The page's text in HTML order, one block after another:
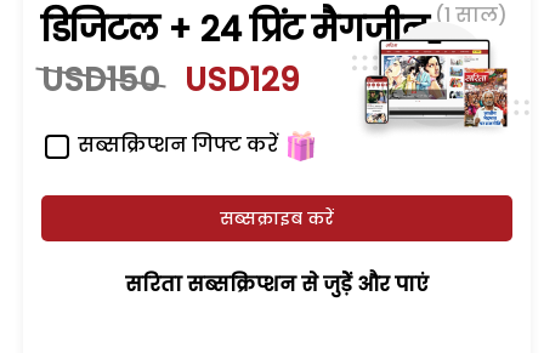
डिजिटल + 24 प्रिंट मैगजीन (1 साल)
USD150 USD129
सब्सक्रिप्शन गिफ्ट करें
सब्सक्राइब करें
सरिता सब्सक्रिप्शन से जुड़ेें और पाएं